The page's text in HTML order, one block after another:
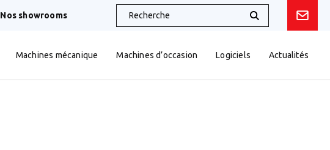
Nos showrooms
Machines mécanique Machines d’occasion Logiciels Actualités